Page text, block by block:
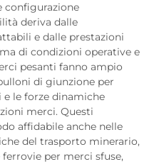
configurazione
deriva dalle
e dalle prestazioni
di condizioni operative e
pesanti fanno ampio
di giunzione per
le forze dinamiche
merci. Questi
affidabile anche nelle
del trasporto minerario,
per merci sfuse,